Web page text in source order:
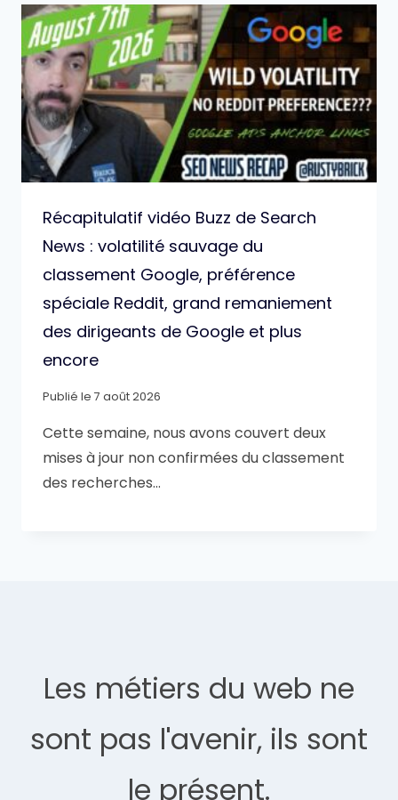
Récapitulatif vidéo Buzz de Search
News : volatilité sauvage du
classement Google, préférence
spéciale Reddit, grand remaniement
des dirigeants de Google et plus
encore
Publié le 7 août 2026
Cette semaine, nous avons couvert deux
mises à jour non confirmées du classement
des recherches…
Les métiers du web ne
sont pas l'avenir, ils sont
le présent.